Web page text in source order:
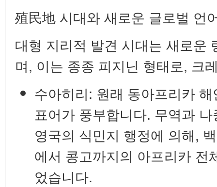
殖民地 시대와 새로운 글로벌 언
대형 지리적 발견 시대는 새로운
며, 이는 종종 피지닌 형태로, 크
수아히리: 원래 동아프리카
표어가 풍부합니다. 무역과
영국의 식민지 행정에 의해,
에서 콩고까지의 아프리카 전
었습니다.